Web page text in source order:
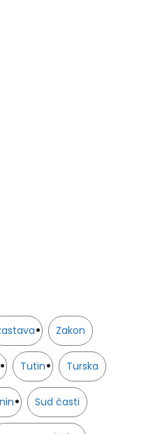
Zakon
Tutin Turska
Sud časti